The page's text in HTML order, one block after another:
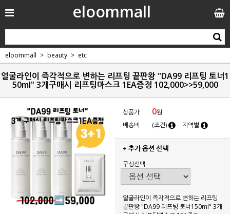
eloommall
eloommall beauty etc
얼굴라인이 즉각적으로 변하는 리프팅 끝판왕 "DA99 리프팅 토너1
50ml" 3개구매시 리프팅마스크 1EA증정 102,000>>59,000
상품가 0원
배송비
(조건) 지역별
+ 추가 옵션 선택
구성선택
얼굴라인이 즉각적으로 변하는 리프팅
끝판왕 "DA99 리프팅 토너150ml" 3개